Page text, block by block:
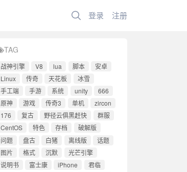
登录 注册
TAG
战神引擎 V8 lua 脚本
安卓
Linux
传奇 天花板
冰雪
手工端
手游 系统 unity
666
原神
游戏 传奇3 单机
zircon
176
复古 野径云俱黑赶快
群服
CentOS
特色 存档
破解版
问题
盘古 白猪 离线版
话题
图片
格式 沉默
光芒引擎
说明书
富士康 iPhone
君临